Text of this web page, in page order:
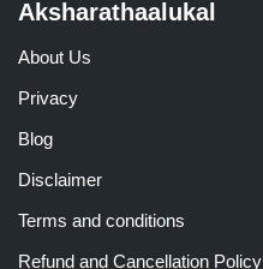
Aksharathaalukal
About Us
Privacy
Blog
Disclaimer
Terms and conditions
Refund and Cancellation Policy